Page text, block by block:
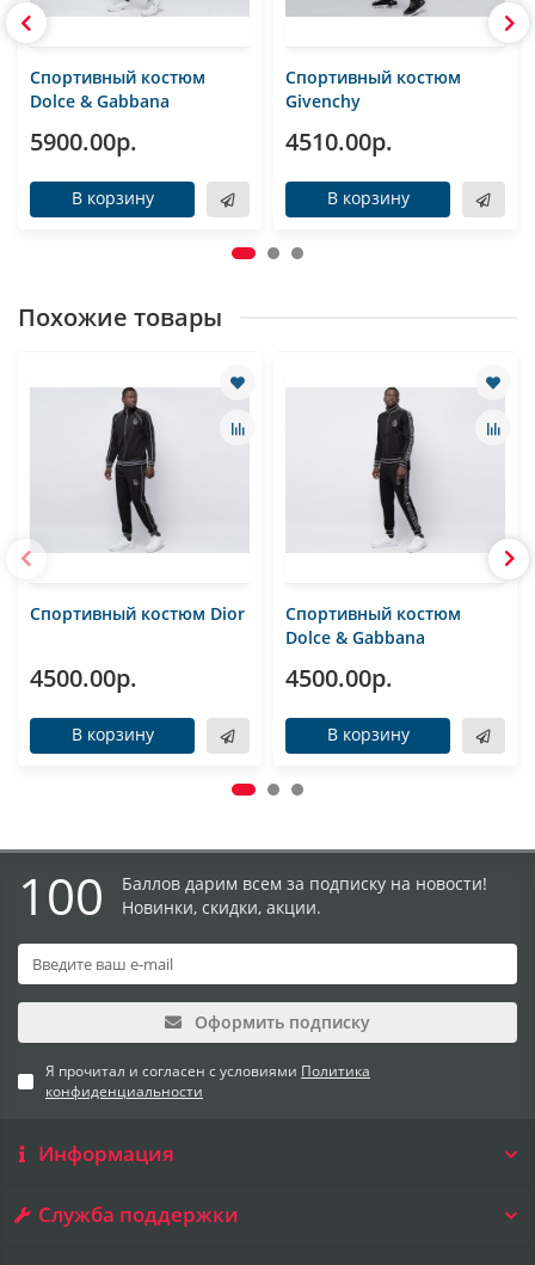
Спортивный костюм
Dolce & Gabbana
5900.00р.
В корзину
Спортивный костюм
Givenchy
4510.00р.
В корзину
Похожие товары
Спортивный костюм Dior
4500.00р.
В корзину
Спортивный костюм
Dolce & Gabbana
4500.00р.
В корзину
100
Баллов дарим всем за подписку на новости!
Новинки, скидки, акции.
Оформить подписку
Я прочитал и согласен с условиями Политика
конфиденциальности
Информация
Служба поддержки